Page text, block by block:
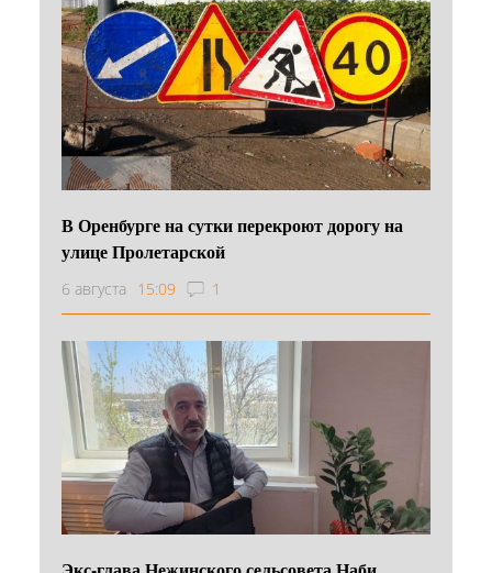
В Оренбурге на сутки перекроют дорогу на
улице Пролетарской
6 августа 15:09 1